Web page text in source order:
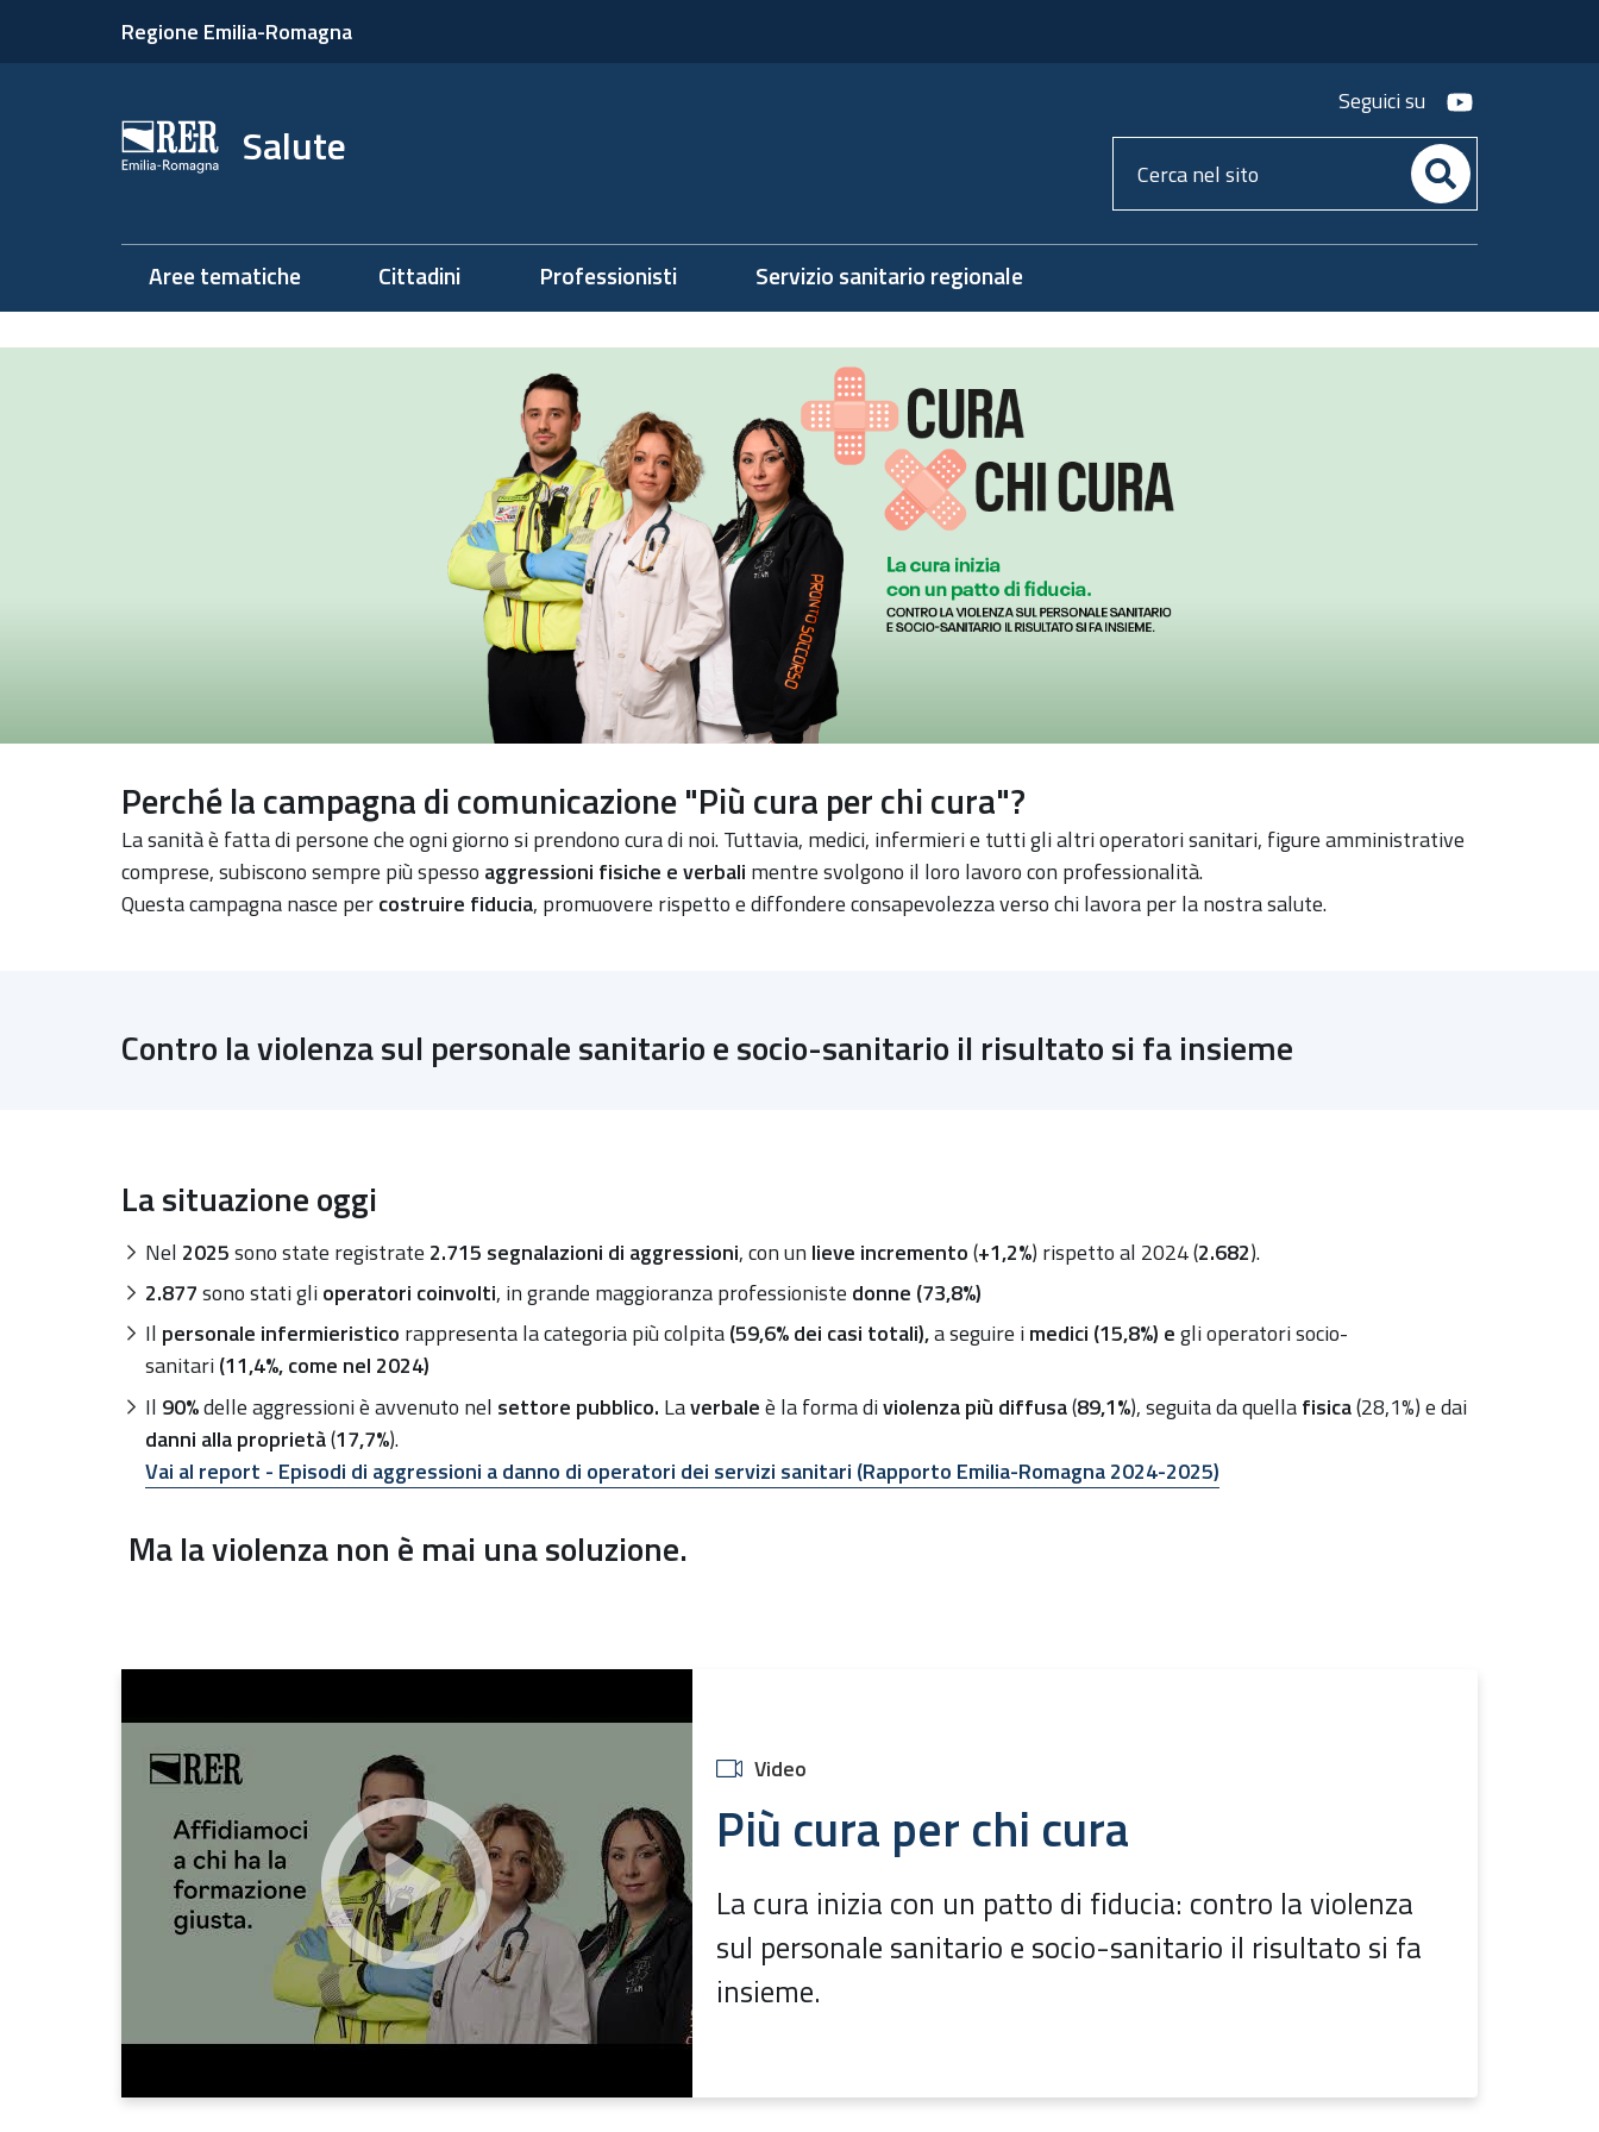
Regione Emilia-Romagna
Salute
Seguici su youtube
Cerca
nel
Aree tematiche Cittadini Professionisti Servizio sanitario regionale
Perché la campagna di comunicazione "Più cura per chi cura"?
La sanità è fatta di persone che ogni giorno si prendono cura di noi. Tuttavia, medici, infermieri e tutti gli altri operatori sanitari, figure amministrative
comprese, subiscono sempre più spesso aggressioni fisiche e verbali mentre svolgono il loro lavoro con professionalità.
Questa campagna nasce percostruire fiducia, promuovere rispetto e diffondere consapevolezza verso chi lavora per la nostra salute.
Contro la violenza sul personale sanitario e socio-sanitario il risultato si fa insieme
La situazione oggi
Nel 2025sono state registrate 2.715 segnalazioni di aggressioni, con un lieve incremento(+1,2%) rispetto al 2024 (2.682).
2.877sono stati glioperatori coinvolti, in grande maggioranza professioniste donne (73,8%)
Il personale infermieristico rappresenta la categoria più colpita(59,6% dei casi totali),a seguire imedici (15,8%) egli operatori socio-
sanitari(11,4%, come nel 2024)
Il 90%delle aggressioni è avvenuto nel settore pubblico. Laverbaleè la forma diviolenza più diffusa(89,1%), seguita da quellafisica(28,1%) e dai
danni alla proprietà(17,7%).
Vai al report - Episodi di aggressioni a danno di operatori dei servizi sanitari (Rapporto Emilia-Romagna 2024-2025)
Ma la violenza non è mai una soluzione.
Video
Più cura per chi cura
La cura inizia con un patto di fiducia: contro la violenza
sul personale sanitario e socio-sanitario il risultato si fa
insieme.